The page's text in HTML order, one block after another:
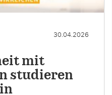
30.04.2026
mit
studieren